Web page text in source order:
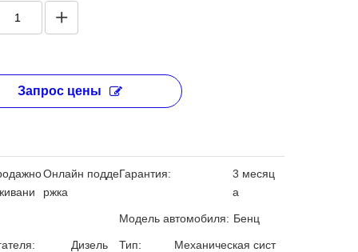
Запрос цены
Онлайн подде
ржка
Гарантия:
3 месяц
а
Модель автомобиля: Бенц
Дизель Тип:
Механическая сист